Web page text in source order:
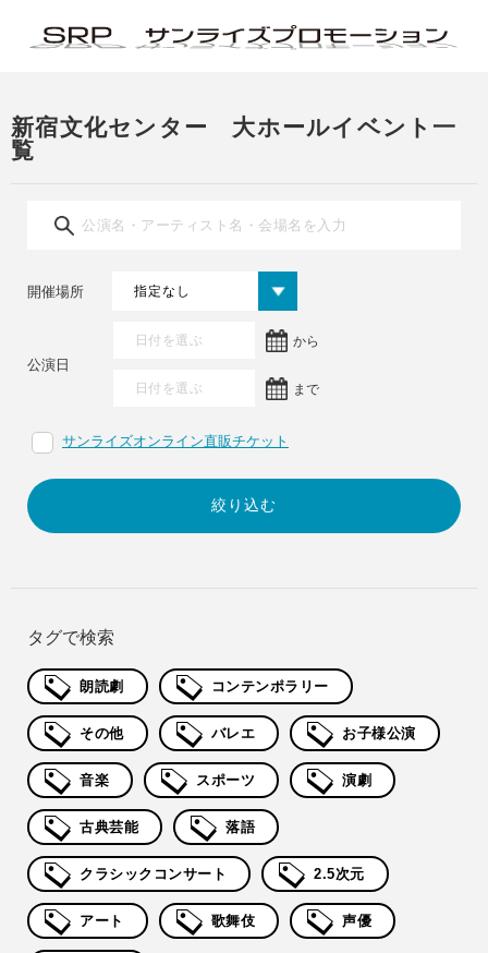
新宿文化センター 大ホールイベント一
覧
公演日
から
まで
開催場所
サンライズオンライン直販チケット
タグで検索
朗読劇 コンテンポラリー
その他 バレエ お子様公演
音楽 スポーツ 演劇
古典芸能 落語
クラシックコンサート 2.5次元
アート 歌舞伎 声優